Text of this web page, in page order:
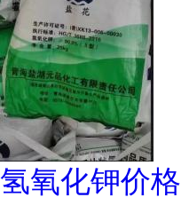
氢氧化钾价格